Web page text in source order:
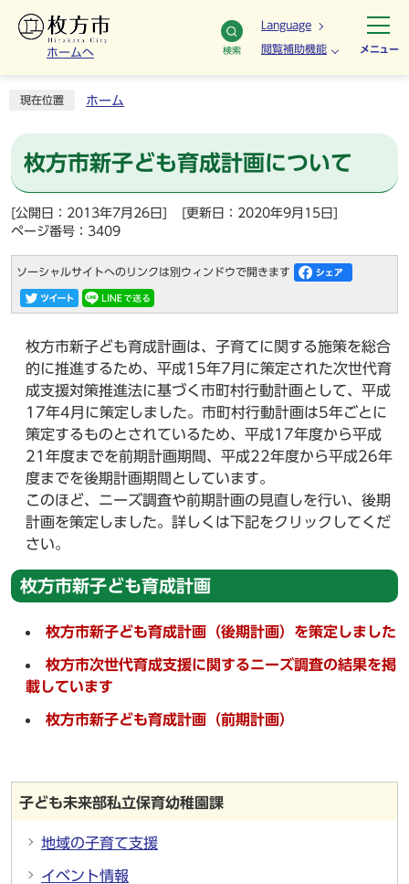
ホームへ 検索
Language
閲覧補助機能 メニュー
現在位置 ホーム
枚方市新子ども育成計画について
[公開日：2013年7月26日]
[更新日：2020年9月15日]
ページ番号：3409
ソーシャルサイトへのリンクは別ウィンドウで開きます
枚方市新子ども育成計画は、子育てに関する施策を総合
的に推進するため、平成15年7月に策定された次世代育
成支援対策推進法に基づく市町村行動計画として、平成
17年4月に策定しました。市町村行動計画は5年ごとに
策定するものとされているため、平成17年度から平成
21年度までを前期計画期間、平成22年度から平成26年
度までを後期計画期間としています。
このほど、ニーズ調査や前期計画の見直しを行い、後期
計画を策定しました。詳しくは下記をクリックしてくだ
さい。
枚方市新子ども育成計画
枚方市新子ども育成計画（後期計画）を策定しました
枚方市次世代育成支援に関するニーズ調査の結果を掲
載しています
枚方市新子ども育成計画（前期計画）
子ども未来部私立保育幼稚園課
地域の子育て支援
イベント情報